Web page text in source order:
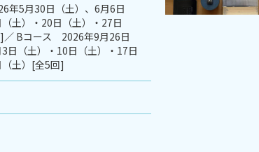
年5月30日（土）、6月6日
（土）・20日（土）・27日
]／ Bコース 2026年9月26日
3日（土）・10日（土）・17日
（土）[全5回]